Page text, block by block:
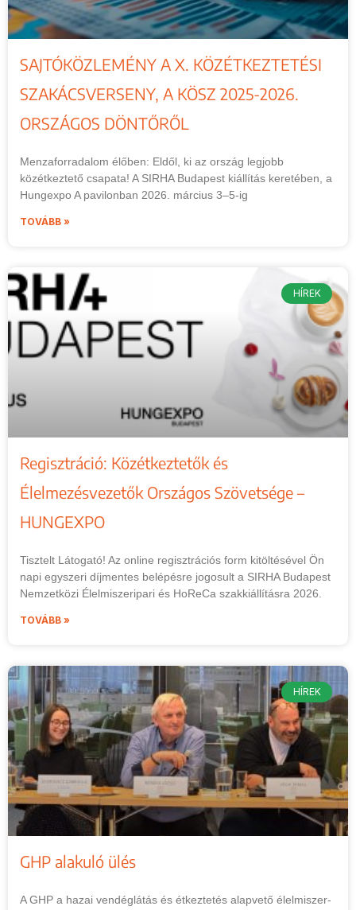
SAJTÓKÖZLEMÉNY A X. KÖZÉTKEZTETÉSI
SZAKÁCSVERSENY, A KÖSZ 2025-2026.
ORSZÁGOS DÖNTŐRŐL
Menzaforradalom élőben: Eldől, ki az ország legjobb
közétkeztető csapata! A SIRHA Budapest kiállítás keretében, a
Hungexpo A pavilonban 2026. március 3–5-ig
TOVÁBB »
HÍREK
Regisztráció: Közétkeztetők és
Élelmezésvezetők Országos Szövetsége –
HUNGEXPO
Tisztelt Látogató! Az online regisztrációs form kitöltésével Ön
napi egyszeri díjmentes belépésre jogosult a SIRHA Budapest
Nemzetközi Élelmiszeripari és HoReCa szakkiállításra 2026.
TOVÁBB »
HÍREK
GHP alakuló ülés
A GHP a hazai vendéglátás és étkeztetés alapvető élelmiszer-